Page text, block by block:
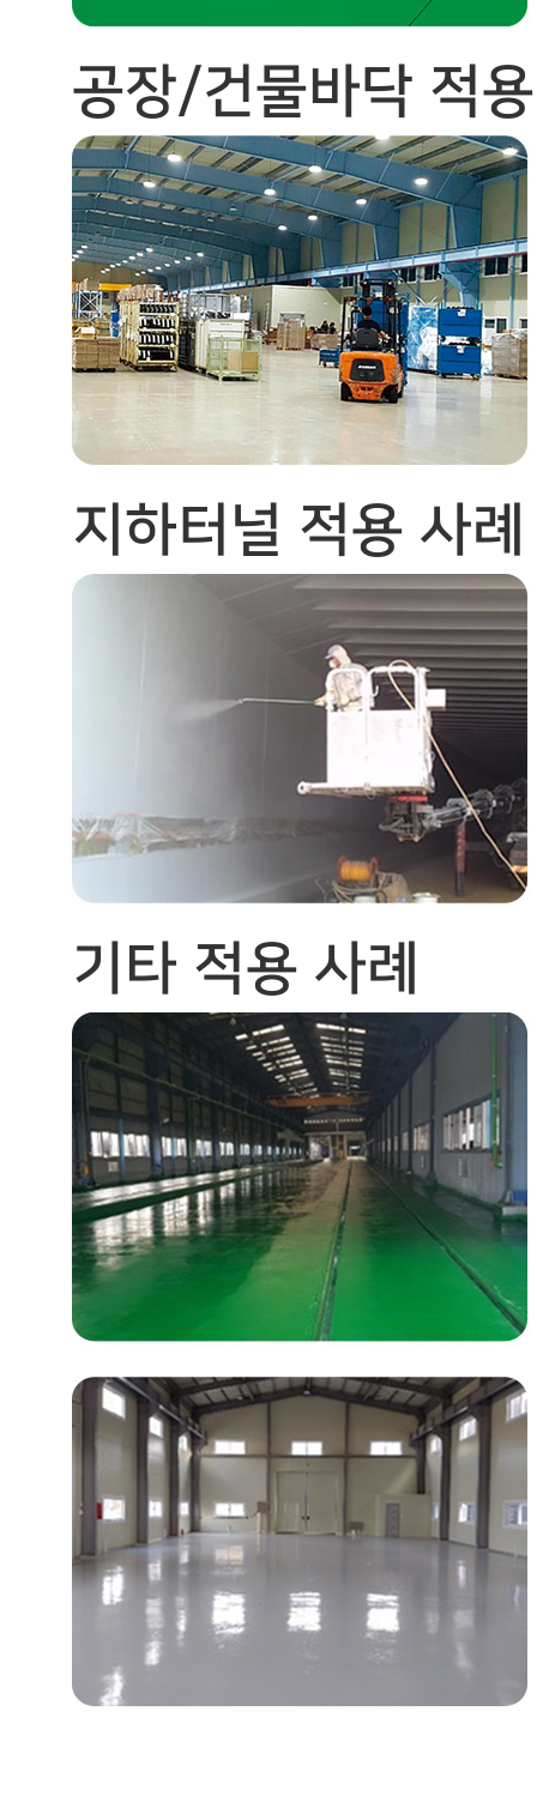
공장/건물바닥 적
지하터널 적용 사례
기타 적용 사례